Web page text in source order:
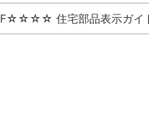
F☆☆☆☆ 住宅部品表示ガイ